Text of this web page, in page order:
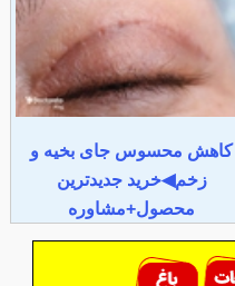
کاهش محسوس جای بخیه و
زخم◀خرید جدیدترین
محصول+مشاوره